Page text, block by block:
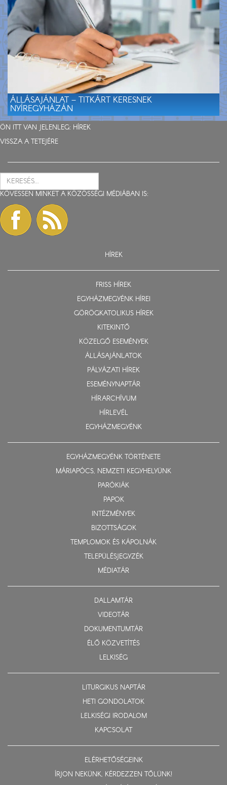
ÁLLÁSAJÁNLAT – TITKÁRT KERESNEK
NYÍREGYHÁZÁN
ÖN ITT VAN JELENLEG: HÍREK
VISSZA A TETEJÉRE
KÖVESSEN MINKET A KÖZÖSSÉGI MÉDIÁBAN IS:
HÍREK
FRISS HÍREK
EGYHÁZMEGYÉNK HÍREI
GÖRÖGKATOLIKUS HÍREK
KITEKINTŐ
KÖZELGŐ ESEMÉNYEK
ÁLLÁSAJÁNLATOK
PÁLYÁZATI HÍREK
ESEMÉNYNAPTÁR
HÍRARCHÍVUM
HÍRLEVÉL
EGYHÁZMEGYÉNK
EGYHÁZMEGYÉNK TÖRTÉNETE
MÁRIAPÓCS, NEMZETI KEGYHELYÜNK
PARÓKIÁK
PAPOK
INTÉZMÉNYEK
BIZOTTSÁGOK
TEMPLOMOK ÉS KÁPOLNÁK
TELEPÜLÉSJEGYZÉK
MÉDIATÁR
DALLAMTÁR
VIDEOTÁR
DOKUMENTUMTÁR
ÉLŐ KÖZVETÍTÉS
LELKISÉG
LITURGIKUS NAPTÁR
HETI GONDOLATOK
LELKISÉGI IRODALOM
KAPCSOLAT
ELÉRHETŐSÉGEINK
ÍRJON NEKÜNK, KÉRDEZZEN TŐLÜNK!